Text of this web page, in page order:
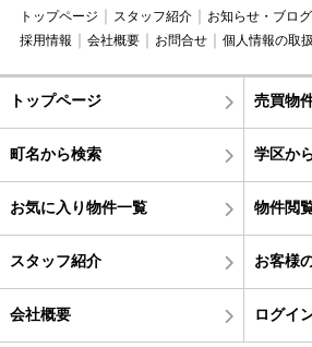
トップページ スタッフ紹介 お知らせ・ブログ
採用情報
会社概要 お問合せ 個人情報の取
トップページ 売買物
町名から検索 学区か
お気に入り物件一覧 物件閲
スタッフ紹介 お客様
会社概要 ログイ